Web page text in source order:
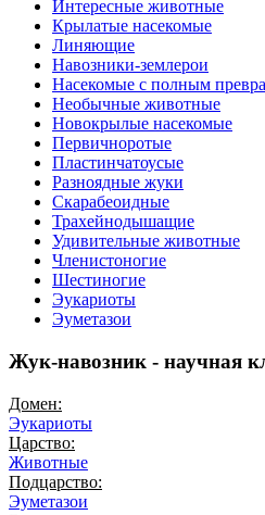
Интересные животные
Крылатые насекомые
Линяющие
Навозники-землерои
Насекомые с полным
Необычные животные
Новокрылые насекомые
Первичноротые
Пластинчатоусые
Разноядные жуки
Скарабеоидные
Трахейнодышащие
Удивительные животные
Членистоногие
Шестиногие
Эукариоты
Эуметазои
Жук-навозник - научная
Домен:
Эукариоты
Царство:
Животные
Подцарство:
Эуметазои